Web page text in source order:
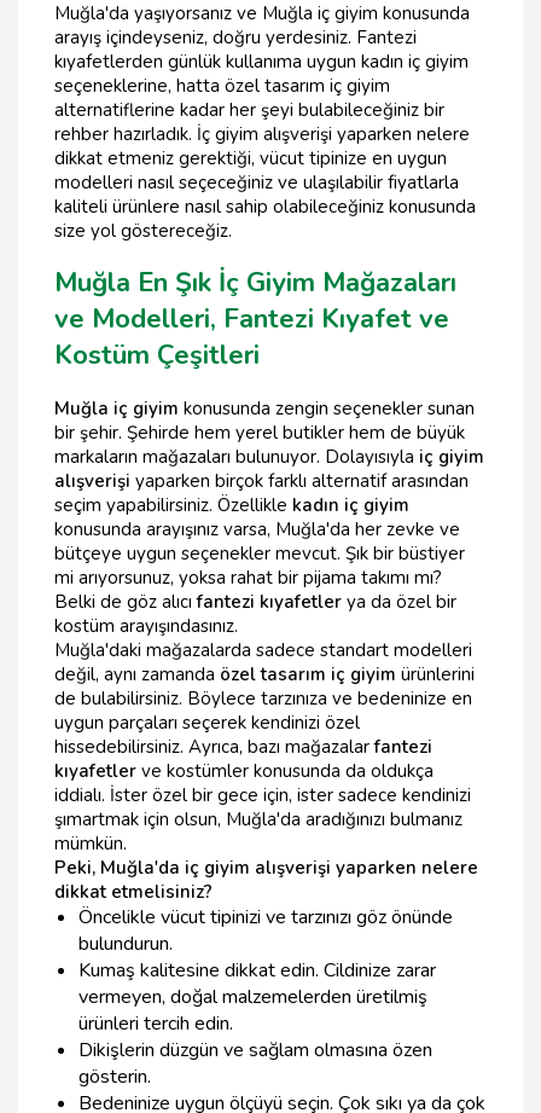
Muğla'da yaşıyorsanız ve Muğla iç giyim konusunda
arayış içindeyseniz, doğru yerdesiniz. Fantezi
kıyafetlerden günlük kullanıma uygun kadın iç giyim
seçeneklerine, hatta özel tasarım iç giyim
alternatiflerine kadar her şeyi bulabileceğiniz bir
rehber hazırladık. İç giyim alışverişi yaparken nelere
dikkat etmeniz gerektiği, vücut tipinize en uygun
modelleri nasıl seçeceğiniz ve ulaşılabilir fiyatlarla
kaliteli ürünlere nasıl sahip olabileceğiniz konusunda
size yol göstereceğiz.
Muğla En Şık İç Giyim Mağazaları
ve Modelleri, Fantezi Kıyafet ve
Kostüm Çeşitleri
Muğla iç giyim konusunda zengin seçenekler sunan
bir şehir. Şehirde hem yerel butikler hem de büyük
markaların mağazaları bulunuyor. Dolayısıyla iç giyim
alışverişi yaparken birçok farklı alternatif arasından
seçim yapabilirsiniz. Özellikle kadın iç giyim
konusunda arayışınız varsa, Muğla'da her zevke ve
bütçeye uygun seçenekler mevcut. Şık bir büstiyer
mi arıyorsunuz, yoksa rahat bir pijama takımı mı?
Belki de göz alıcıfantezi kıyafetler ya da özel bir
kostüm arayışındasınız.
Muğla'daki mağazalarda sadece standart modelleri
değil, aynı zamanda özel tasarım iç giyim ürünlerini
de bulabilirsiniz. Böylece tarzınıza ve bedeninize en
uygun parçaları seçerek kendinizi özel
hissedebilirsiniz. Ayrıca, bazı mağazalarfantezi
kıyafetler ve kostümler konusunda da oldukça
iddialı. İster özel bir gece için, ister sadece kendinizi
şımartmak için olsun, Muğla'da aradığınızı bulmanız
mümkün.
Peki, Muğla'da iç giyim alışverişi yaparken nelere
dikkat etmelisiniz?
Öncelikle vücut tipinizi ve tarzınızı göz önünde
bulundurun.
Kumaş kalitesine dikkat edin. Cildinize zarar
vermeyen, doğal malzemelerden üretilmiş
ürünleri tercih edin.
Dikişlerin düzgün ve sağlam olmasına özen
gösterin.
Bedeninize uygun ölçüyü seçin. Çok sıkı ya da çok